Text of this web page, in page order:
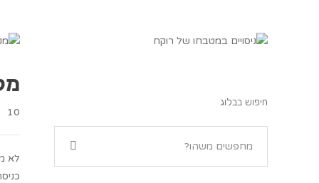
10
לא
חיפוש בבלוג